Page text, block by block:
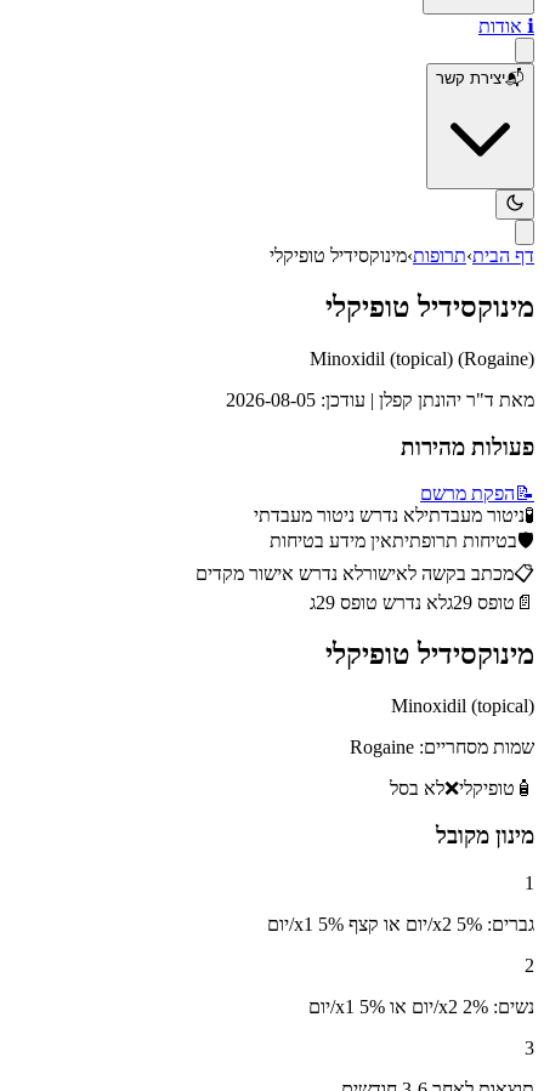
ℹ️ אודות
📬יצירת קשר
דף הבית›תרופות›מינוקסידיל טופיקלי
מינוקסידיל טופיקלי
Minoxidil (topical) (Rogaine)
מאת ד"ר יהונתן קפלן | עודכן: 2026-08-05
פעולות מהירות
📝 הפקת מרשם
🧪ניטור מעבדתילא נדרש ניטור מעבדתי
🛡️בטיחות תרופתיתאין מידע בטיחות
📋מכתב בקשה לאישורלא נדרש אישור מקדים
📄 טופס 29ג לא נדרש טופס 29ג
מינוקסידיל טופיקלי
Minoxidil (topical)
שמות מסחריים: Rogaine
🧴 טופיקלי❌לא בסל
מינון מקובל
1
גברים: 5% x2/יום או קצף 5% x1/יום
2
נשים: 2% x2/יום או 5% x1/יום
3